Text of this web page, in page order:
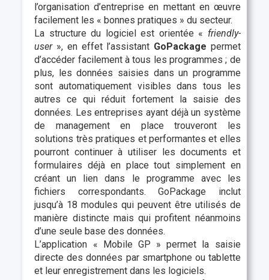
l’organisation d’entreprise en mettant en œuvre
facilement les « bonnes pratiques » du secteur.
La structure du logiciel est orientée « friendly-
user», en effet l’assistant GoPackage permet
d’accéder facilement à tous les programmes ; de
plus, les données saisies dans un programme
sont automatiquement visibles dans tous les
autres ce qui réduit fortement la saisie des
données. Les entreprises ayant déjà un système
de management en place trouveront les
solutions très pratiques et performantes et elles
pourront continuer à utiliser les documents et
formulaires déjà en place tout simplement en
créant un lien dans le programme avec les
fichiers correspondants. GoPackage inclut
jusqu’à 18 modules qui peuvent être utilisés de
manière distincte mais qui profitent néanmoins
d’une seule base des données.
L’application « Mobile GP » permet la saisie
directe des données par smartphone ou tablette
et leur enregistrement dans les logiciels.